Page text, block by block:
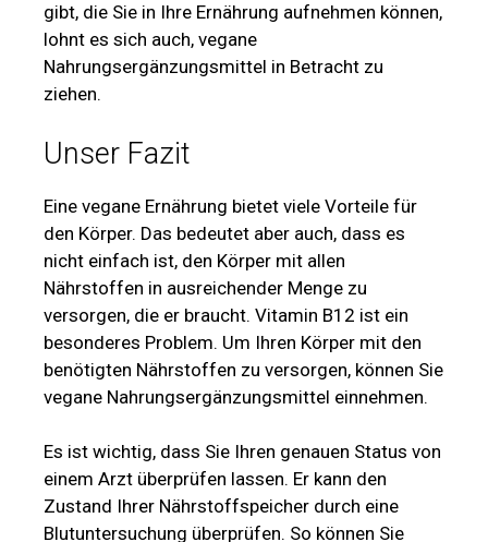
gibt, die Sie in Ihre Ernährung aufnehmen können,
lohnt es sich auch, vegane
Nahrungsergänzungsmittel in Betracht zu
ziehen.
Unser Fazit
Eine vegane Ernährung bietet viele Vorteile für
den Körper. Das bedeutet aber auch, dass es
nicht einfach ist, den Körper mit allen
Nährstoffen in ausreichender Menge zu
versorgen, die er braucht. Vitamin B12 ist ein
besonderes Problem. Um Ihren Körper mit den
benötigten Nährstoffen zu versorgen, können Sie
vegane Nahrungsergänzungsmittel einnehmen.
Es ist wichtig, dass Sie Ihren genauen Status von
einem Arzt überprüfen lassen. Er kann den
Zustand Ihrer Nährstoffspeicher durch eine
Blutuntersuchung überprüfen. So können Sie